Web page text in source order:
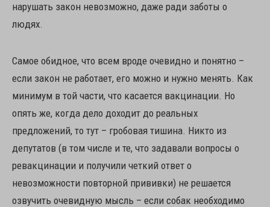
нарушать закон невозможно, даже ради заботы о
людях.
Самое обидное, что всем вроде очевидно и понятно –
если закон не работает, его можно и нужно менять. Как
минимум в той части, что касается вакцинации. Но
опять же, когда дело доходит до реальных
предложений, то тут – гробовая тишина. Никто из
депутатов (в том числе и те, что задавали вопросы о
ревакцинации и получили четкий ответ о
невозможности повторной прививки) не решается
озвучить очевидную мысль – если собак необходимо